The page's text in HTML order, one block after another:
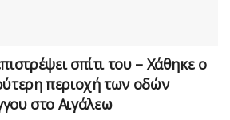
σπίτι του – Χάθηκε ο
περιοχή των οδών
στο Αιγάλεω